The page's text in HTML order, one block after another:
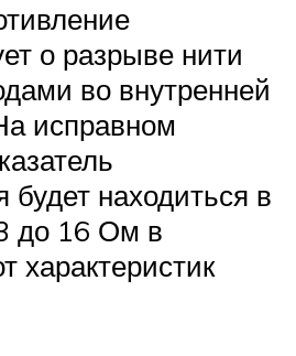
о разрыве нити
во внутренней
исправном
будет находиться в
до 16 Ом в
характеристик